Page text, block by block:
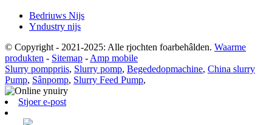
Bedriuws Nijs
Yndustry nijs
© Copyright - 2021-2025: Alle rjochten foarbehâlden. Waarme
produkten - Sitemap - Amp mobile
Slurry pomppriis, Slurry pomp, Begededopmachine, China slurry
Pump, Sânpomp, Slurry Feed Pump,
Stjoer e-post